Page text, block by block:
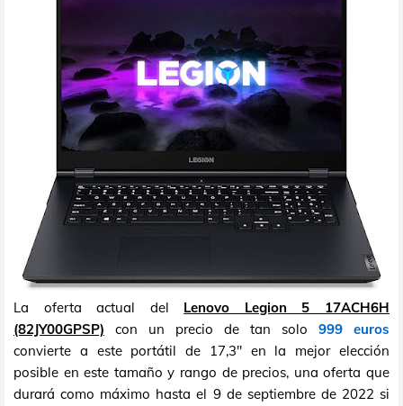
La oferta actual del Lenovo Legion 5 17ACH6H
(82JY00GPSP) con un precio de tan solo 999 euros
convierte a este portátil de 17,3" en la mejor elección
posible en este tamaño y rango de precios, una oferta que
durará como máximo hasta el 9 de septiembre de 2022 si